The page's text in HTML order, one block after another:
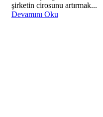
şirketin cirosunu artırmak...
Devamını Oku